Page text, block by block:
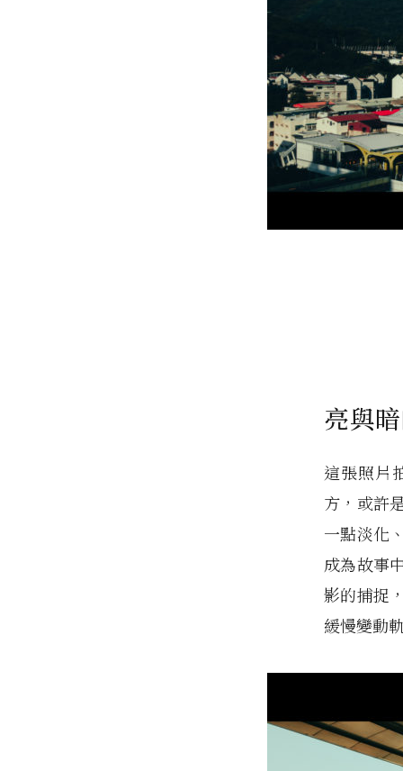
亮與
這張照片
方，或許
一點淡化
成為故事
影的捕捉
緩慢變動